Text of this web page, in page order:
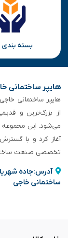
بسته بندی
هایپر ساختمانی
از بزرگ‌ترین و
می‌شود. این مجموعه
آغاز کرد و با
تخصصی صنعت
آدرس:جاده
ساختمانی خاجی